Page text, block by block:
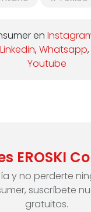
en
Linkedin, Whatsapp,
Youtube
EROSKI
y no perderte
suscríbete
gratuitos.